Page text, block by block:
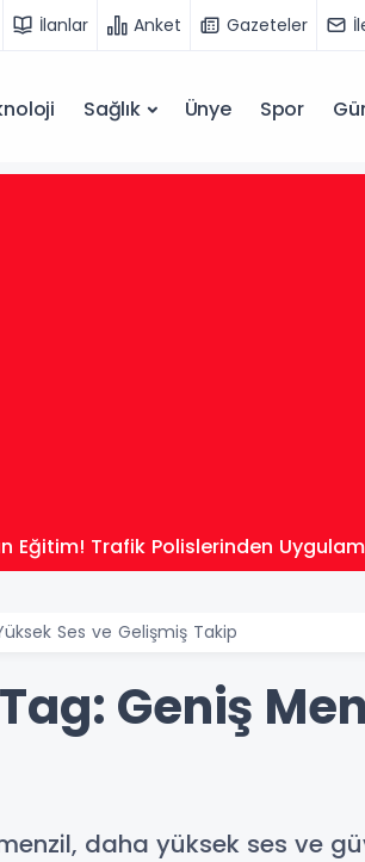
İlanlar Anket Gazeteler
Sağlık Ünye Spor
Eğitim! Trafik Polislerinden
Ses ve Gelişmiş Takip
Geniş
daha yüksek ses ve